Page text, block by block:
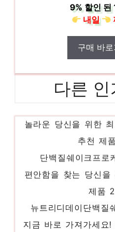
9%할인 된
내일
구매 바로
다른
유청프로케
놀라운 당신을 위한
추천 제
단백질쉐이크프로
편안함을 찾는 당신
제품
뉴트리디데이단백질